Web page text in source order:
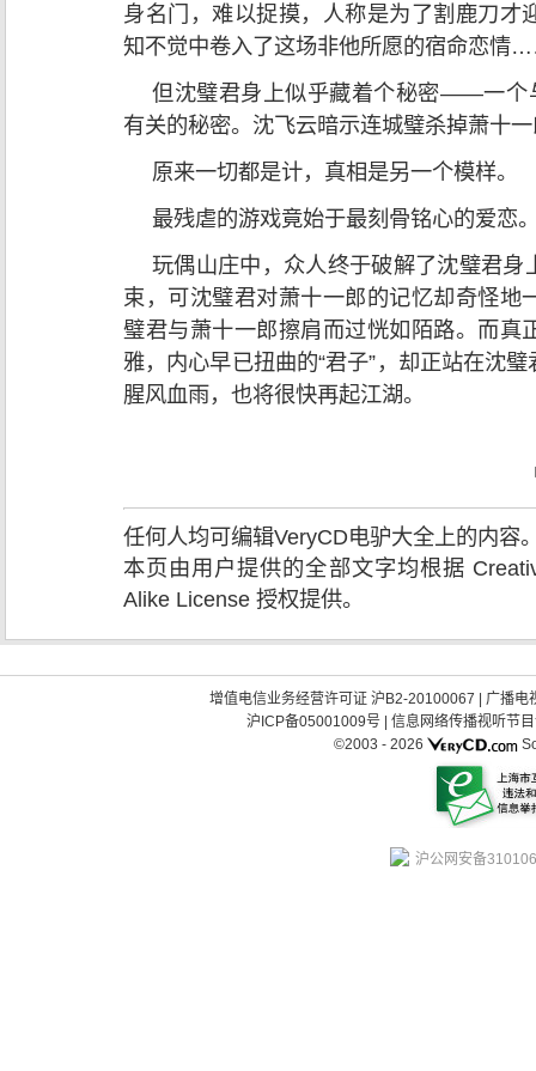
身名门，难以捉摸，人称是为了割鹿刀才
知不觉中卷入了这场非他所愿的宿命恋情
但沈璧君身上似乎藏着个秘密——一个
有关的秘密。沈飞云暗示连城璧杀掉萧十
原来一切都是计，真相是另一个模样。
最残虐的游戏竟始于最刻骨铭心的爱恋
玩偶山庄中，众人终于破解了沈璧君
束，可沈璧君对萧十一郎的记忆却奇怪地
璧君与萧十一郎擦肩而过恍如陌路。而真
雅，内心早已扭曲的“君子”，却正站在沈
腥风血雨，也将很快再起江湖。
任何人均可编辑VeryCD电驴大全上的内容
本页由用户提供的全部文字均根据
Alike License 授权提供。
增值电信业务经营许可证 沪B2-20100067
广播电
沪ICP备05001009号| 信息网络传播视听节
©2003 - 2026
沪公网安备